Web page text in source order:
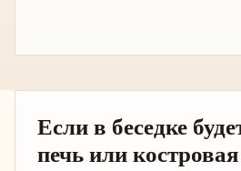
Если в беседке
печь или